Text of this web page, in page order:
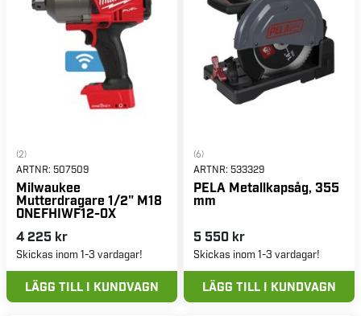
(2)
ARTNR: 507509
Milwaukee
Mutterdragare 1/2" M18
ONEFHIWF12-0X
4 225 kr
Skickas inom 1-3 vardagar!
LÄGG TILL I KUNDVAGN
(6)
ARTNR: 533329
PELA Metallkapsåg, 355
mm
5 550 kr
Skickas inom 1-3 vardagar!
LÄGG TILL I KUNDVAGN